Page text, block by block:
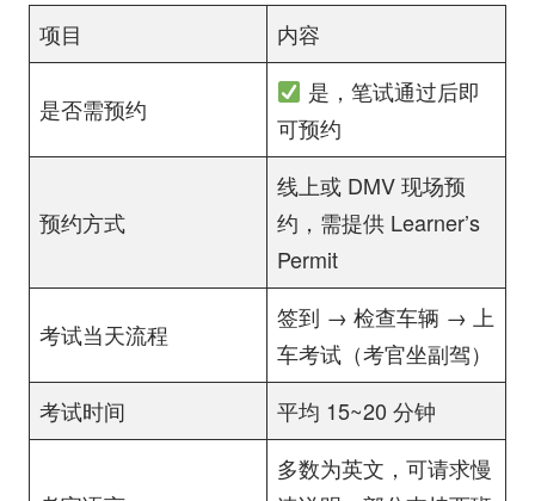
项目 内容
是否需预约
是，笔试通过后即
可预约
预约方式
线上或 DMV 现场预
约，需提供 Learner’s
Permit
考试当天流程
签到 → 检查车辆 → 上
车考试（考官坐副驾）
考试时间
平均 15~20 分钟
多数为英文，可请求慢